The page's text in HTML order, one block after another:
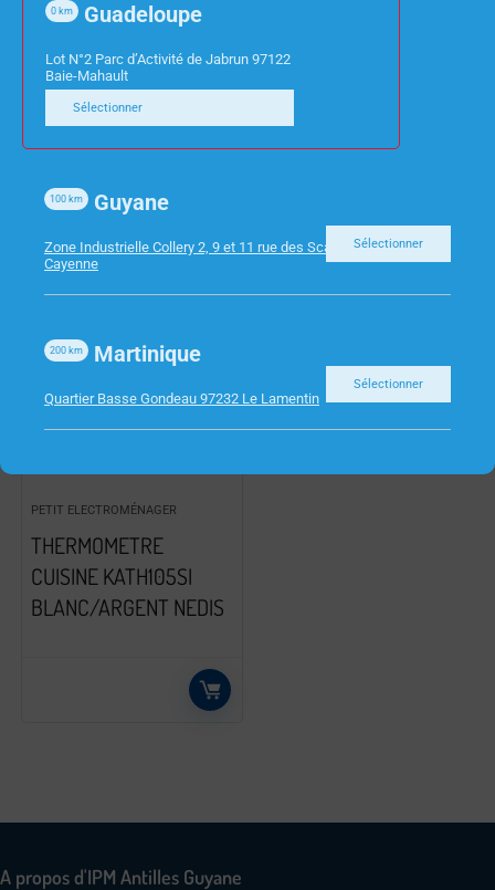
PETIT ELECTROMÉNAGER
PESE ALIMENT VERRE
NEDIS KASC620BK
NOIR
PETIT ELECTROMÉNAGER
FRITEUSE A AIR 4.6L
KAAF240EBK NOIR
NEDIS
PETIT ELECTROMÉNAGER
THERMOMETRE
CUISINE KATH105SI
BLANC/ARGENT NEDIS
A propos d'IPM Antilles Guyane
Guadeloupe
0 km
Lot N°2 Parc d’Activité de Jabrun 97122
Baie-Mahault
Sélectionner
Guyane
100 km
Zone Industrielle Collery 2, 9 et 11 rue des Scarabees 97300
Cayenne
Sélectionner
Martinique
200 km
Quartier Basse Gondeau 97232 Le Lamentin
Sélectionner